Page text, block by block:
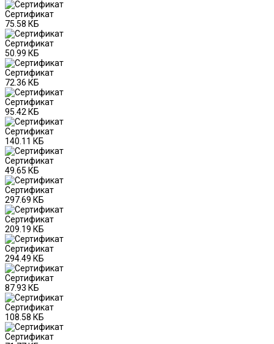
Сертификат
75.58 КБ
Сертификат
50.99 КБ
Сертификат
72.36 КБ
Сертификат
95.42 КБ
Сертификат
140.11 КБ
Сертификат
49.65 КБ
Сертификат
297.69 КБ
Сертификат
209.19 КБ
Сертификат
294.49 КБ
Сертификат
87.93 КБ
Сертификат
108.58 КБ
Сертификат